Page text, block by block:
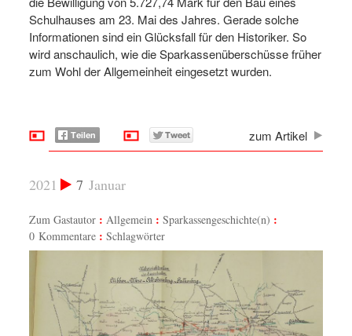
Schulhauses am 23. Mai des Jahres. Gerade solche
Informationen sind ein Glücksfall für den Historiker. So
wird anschaulich, wie die Sparkassenüberschüsse früher
zum Wohl der Allgemeinheit eingesetzt wurden.
zum Artikel
7 Januar
2021
Zum Gastautor Allgemein
Sparkassengeschichte(n)
0 Kommentare
Schlagwörter